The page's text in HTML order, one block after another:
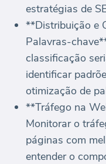
estratégias de
**Distribuição e
Palavras-
classificação
identificar
otimização de
**Tráfego na
Monitorar o
páginas com
entender o